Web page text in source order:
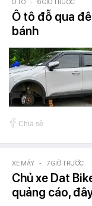
Ô TÔ - 6 GIỜ TRƯỚC
Ô tô đỗ qua
bánh
Chia sẻ
XE MÁY - 7 GIỜ TRƯỚC
Chủ xe Dat
quảng cáo,